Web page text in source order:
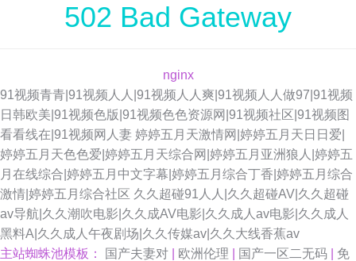
502 Bad Gateway
nginx
91视频青青|91视频人人|91视频人人爽|91视频人人做97|91视频
日韩欧美|91视频色版|91视频色色资源网|91视频社区|91视频图
看看线在|91视频网人妻 婷婷五月天激情网|婷婷五月天日日爱|
婷婷五月天色色爱|婷婷五月天综合网|婷婷五月亚洲狼人|婷婷五
月在线综合|婷婷五月中文字幕|婷婷五月综合丁香|婷婷五月综合
激情|婷婷五月综合社区 久久超碰91人人|久久超碰AV|久久超碰
av导航|久久潮吹电影|久久成AV电影|久久成人av电影|久久成人
黑料A|久久成人午夜剧场|久久传媒av|久久大线香蕉av
主站蜘蛛池模板：
国产夫妻对 欧洲伦理 国产一区二无码 免